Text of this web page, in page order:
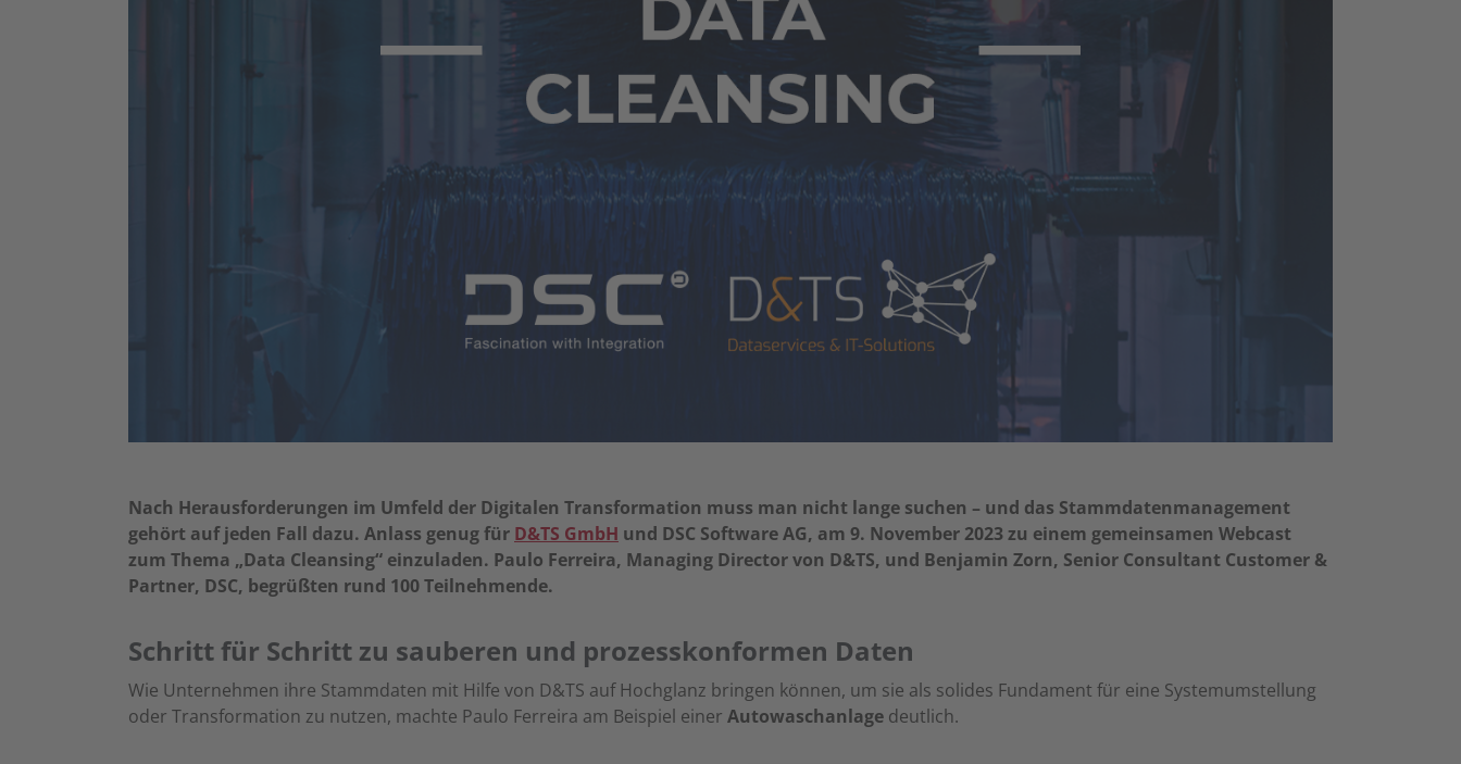
Nach Herausforderungen im Umfeld der Digitalen Transformation muss man nicht lange suchen – und das Stammdatenmanagement
gehört auf jeden Fall dazu. Anlass genug für D&TS GmbH und DSC Software AG, am 9. November 2023 zu einem gemeinsamen Webcast
zum Thema „Data Cleansing“ einzuladen. Paulo Ferreira, Managing Director von D&TS, und Benjamin Zorn, Senior Consultant Customer &
Partner, DSC, begrüßten rund 100 Teilnehmende.
Schritt für Schritt zu sauberen und prozesskonformen Daten
Wie Unternehmen ihre Stammdaten mit Hilfe von D&TS auf Hochglanz bringen können, um sie als solides Fundament für eine Systemumstellung
oder Transformation zu nutzen, machte Paulo Ferreira am Beispiel einer Autowaschanlage deutlich.